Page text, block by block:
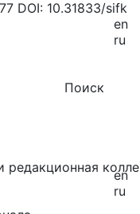
DOI: 10.31833/sifk
en
ru
Поиск
редакционная
en
ru